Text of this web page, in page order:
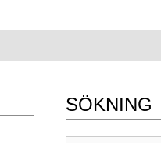
SÖKNING